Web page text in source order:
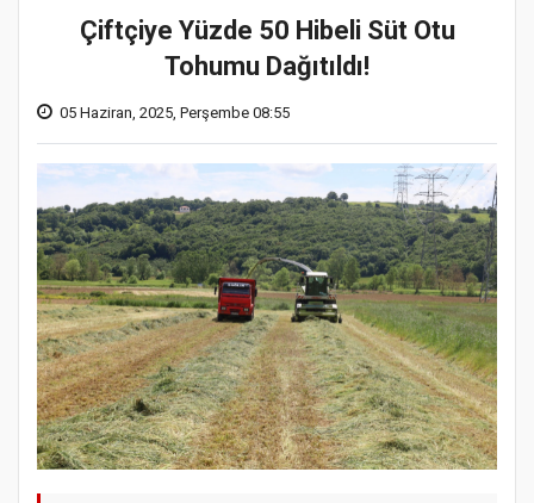
Çiftçiye Yüzde 50 Hibeli Süt Otu
Tohumu Dağıtıldı!
05 Haziran, 2025, Perşembe 08:55